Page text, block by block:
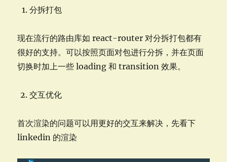
分拆打包
现在流行的路由库如 react-router 对分拆打包都有
很好的支持。可以按照页面对包进行分拆，并在页面
切换时加上一些 loading 和 transition 效果。
交互优化
首次渲染的问题可以用更好的交互来解决，先看下
linkedin 的渲染